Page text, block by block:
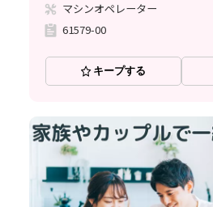
マシンオペレーター
61579-00
キープする